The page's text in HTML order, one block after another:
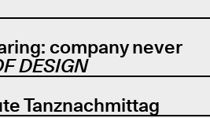
company never
DESIGN
Tanznachmittag